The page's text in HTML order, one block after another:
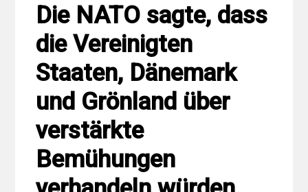
Die NATO sagte, dass
die Vereinigten
Staaten, Dänemark
und Grönland über
verstärkte
Bemühungen